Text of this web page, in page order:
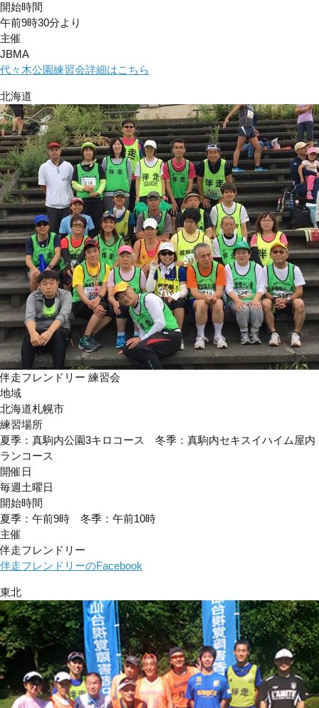
開始時間
午前9時30分より
主催
JBMA
代々木公園練習会詳細はこちら
北海道
伴走フレンドリー 練習会
地域
北海道札幌市
練習場所
夏季：真駒内公園3キロコース 冬季：真駒内セキスイハイム屋内
ランコース
開催日
毎週土曜日
開始時間
夏季：午前9時 冬季：午前10時
主催
伴走フレンドリー
伴走フレンドリーのFacebook
東北